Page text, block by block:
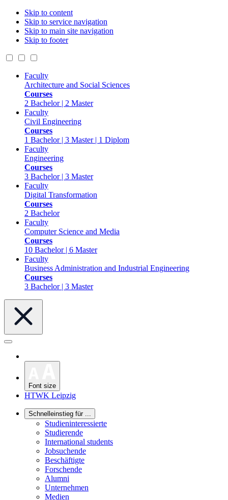
Skip to content
Skip to service navigation
Skip to main site navigation
Skip to footer
Faculty
Architecture and Social Sciences
Courses
2 Bachelor | 2 Master
Faculty
Civil Engineering
Courses
1 Bachelor | 3 Master | 1 Diplom
Faculty
Engineering
Courses
3 Bachelor | 3 Master
Faculty
Digital Transformation
Courses
2 Bachelor
Faculty
Computer Science and Media
Courses
10 Bachelor | 6 Master
Faculty
Business Administration and Industrial Engineering
Courses
3 Bachelor | 3 Master
Font size
HTWK Leipzig
Schnelleinstieg für ...
Studieninteressierte
Studierende
International students
Jobsuchende
Beschäftigte
Forschende
Alumni
Unternehmen
Medien